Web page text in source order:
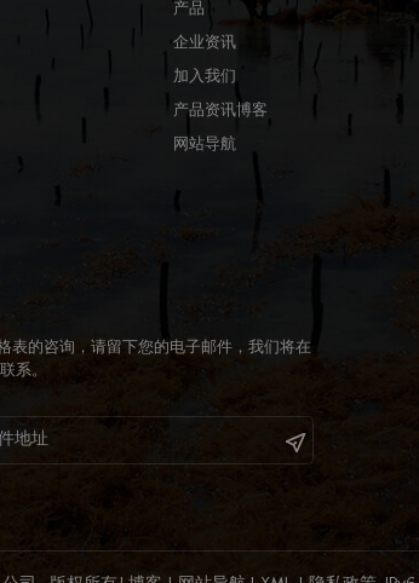
产品
企业资讯
加入我们
产品资讯博客
网站导航
表的咨询，请留下您的电子邮件，我们将在
系。